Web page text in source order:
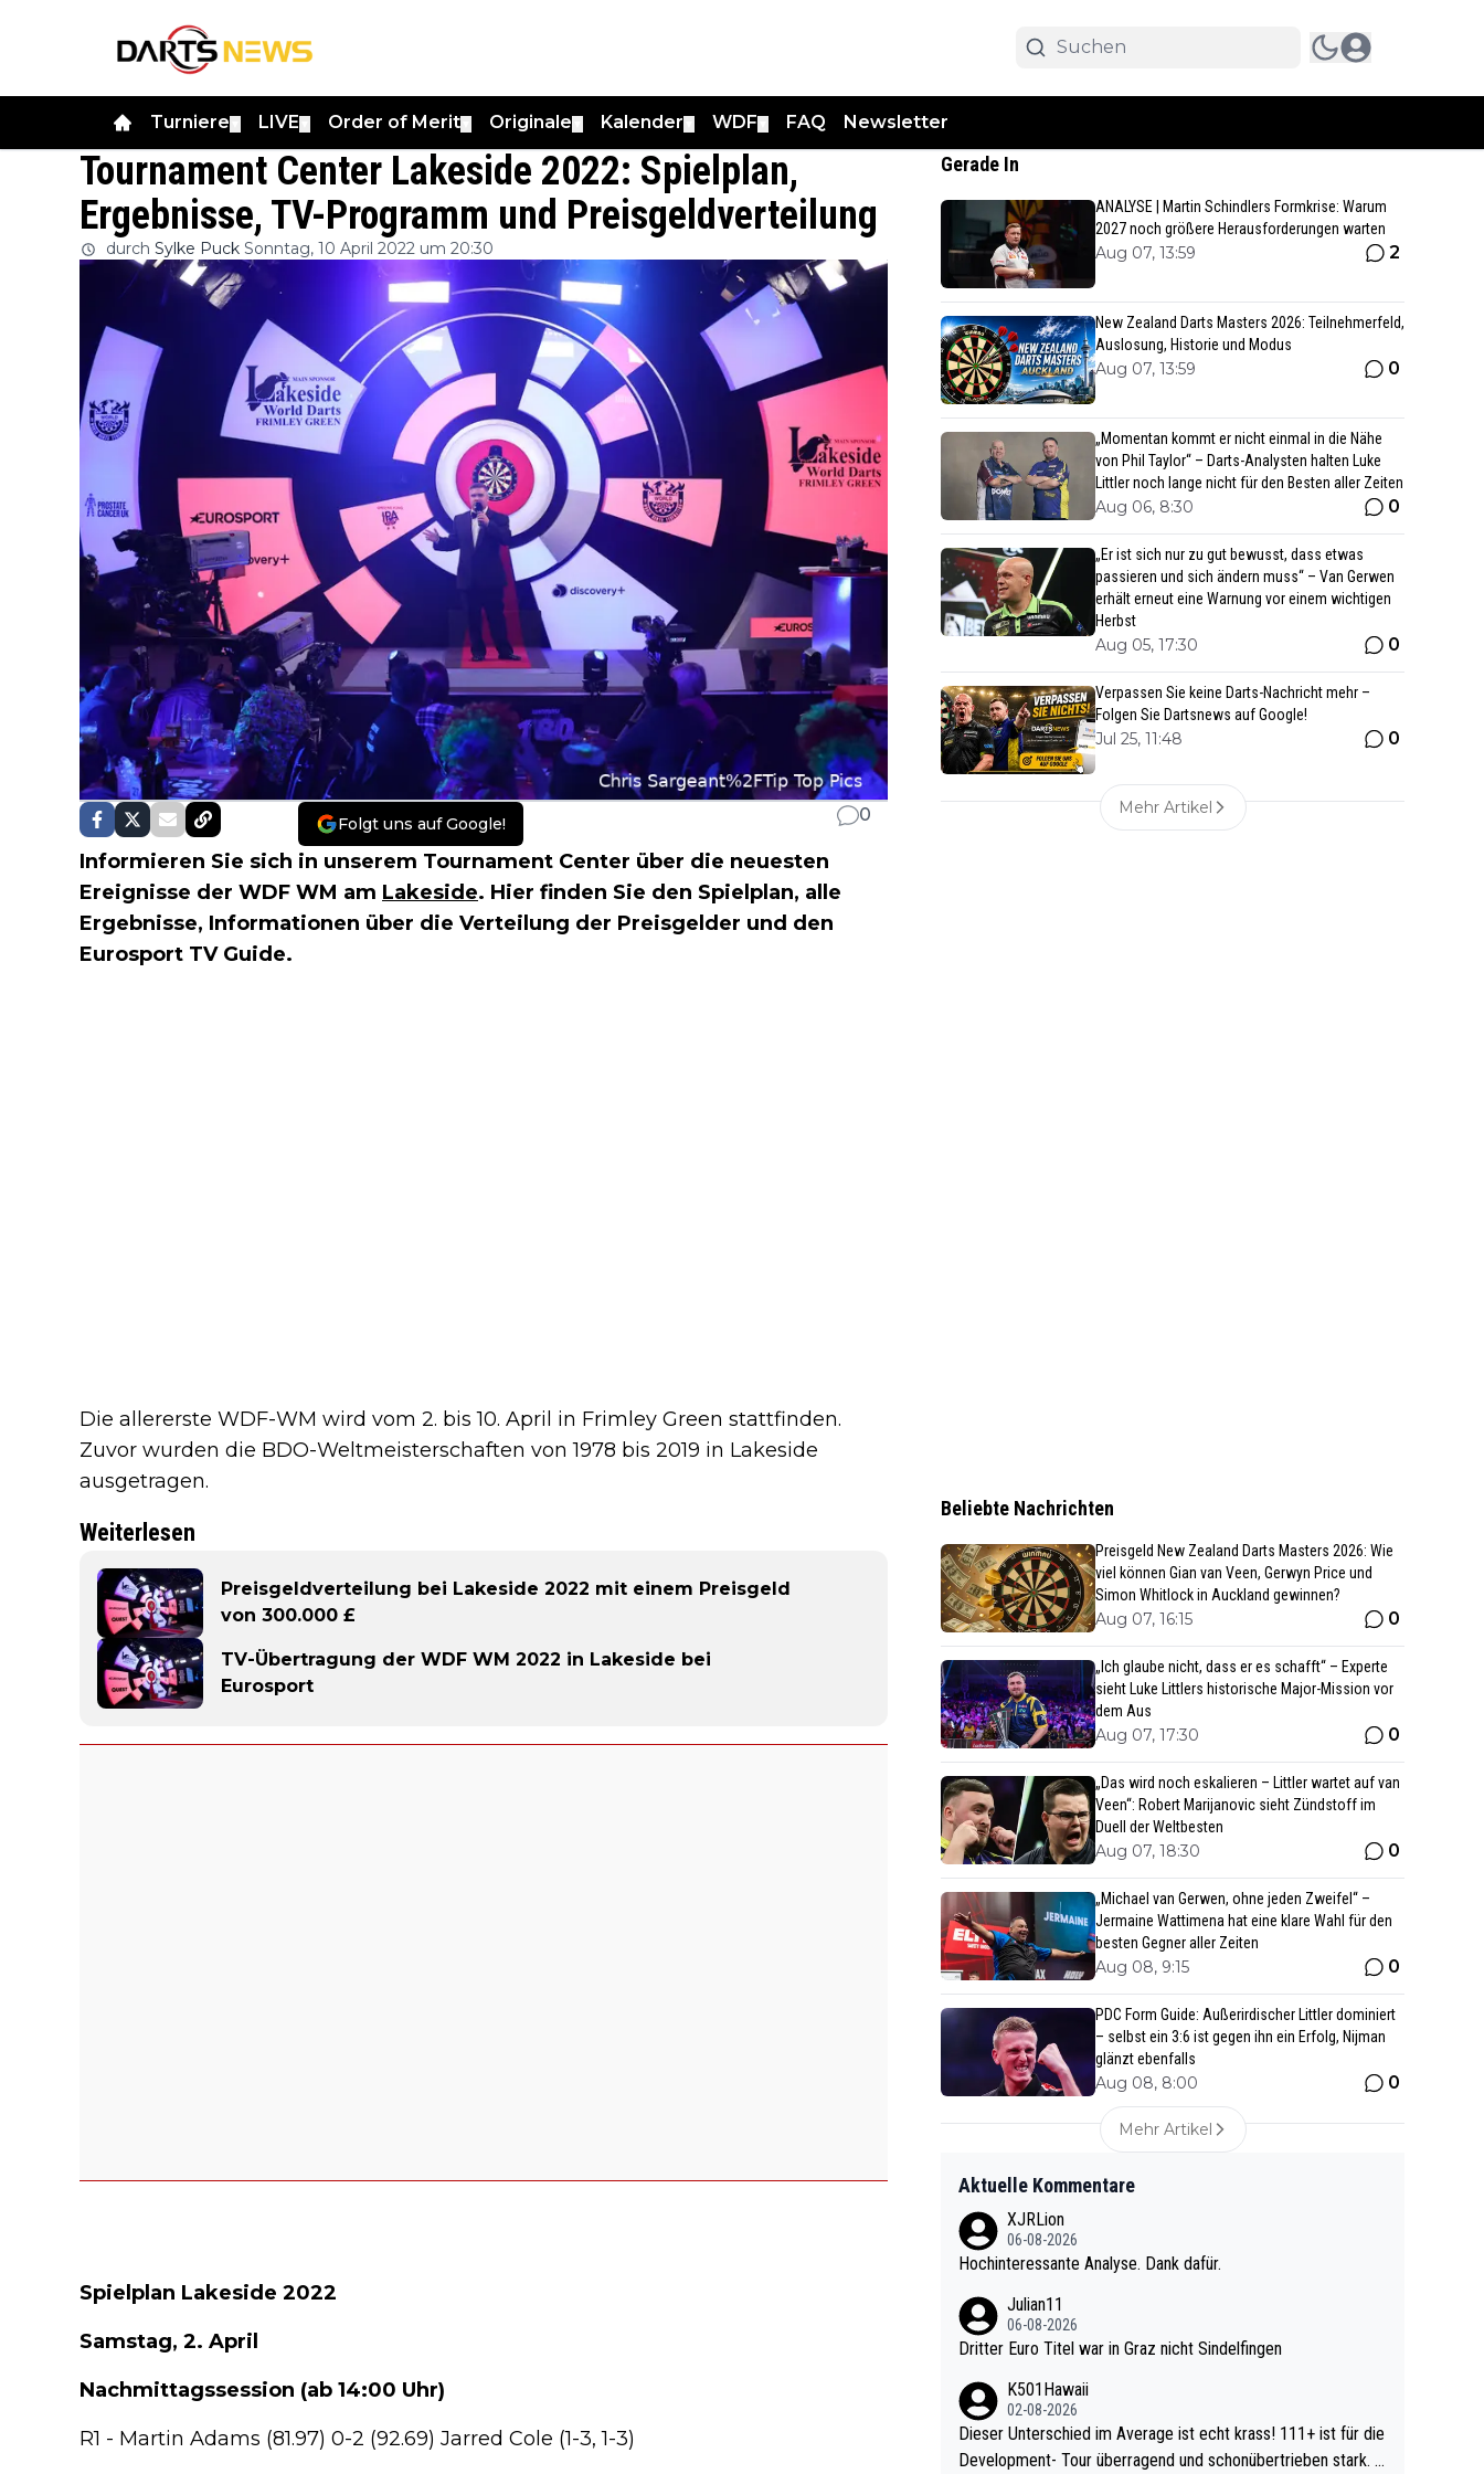
Turniere LIVE Order of Merit Originale Kalender WDF FAQ Newsletter
Tournament Center Lakeside 2022: Spielplan,
Ergebnisse, TV-Programm und Preisgeldverteilung
durch Sylke Puck Sonntag, 10 April 2022 um 20:30
Folgt uns auf Google! 0
Informieren Sie sich in unserem Tournament Center über die neuesten
Ereignisse der WDF WM am Lakeside. Hier finden Sie den Spielplan, alle
Ergebnisse, Informationen über die Verteilung der Preisgelder und den
Eurosport TV Guide.
Die allererste WDF-WM wird vom 2. bis 10. April in Frimley Green stattfinden.
Zuvor wurden die BDO-Weltmeisterschaften von 1978 bis 2019 in Lakeside
ausgetragen.
Weiterlesen
Preisgeldverteilung bei Lakeside 2022 mit einem Preisgeld
von 300.000 £
TV-Übertragung der WDF WM 2022 in Lakeside bei
Eurosport
Spielplan Lakeside 2022
Samstag, 2. April
Nachmittagssession (ab 14:00 Uhr)
R1 - Martin Adams (81.97) 0-2 (92.69) Jarred Cole (1-3, 1-3)
Gerade In
ANALYSE | Martin Schindlers Formkrise: Warum
2027 noch größere Herausforderungen warten
Aug 07, 13:59 2
New Zealand Darts Masters 2026: Teilnehmerfeld,
Auslosung, Historie und Modus
Aug 07, 13:59 0
„Momentan kommt er nicht einmal in die Nähe
von Phil Taylor“ – Darts-Analysten halten Luke
Littler noch lange nicht für den Besten aller Zeiten
Aug 06, 8:30 0
„Er ist sich nur zu gut bewusst, dass etwas
passieren und sich ändern muss“ – Van Gerwen
erhält erneut eine Warnung vor einem wichtigen
Herbst
Aug 05, 17:30 0
Verpassen Sie keine Darts-Nachricht mehr –
Folgen Sie Dartsnews auf Google!
Jul 25, 11:48 0
Mehr Artikel
Beliebte Nachrichten
Preisgeld New Zealand Darts Masters 2026: Wie
viel können Gian van Veen, Gerwyn Price und
Simon Whitlock in Auckland gewinnen?
Aug 07, 16:15 0
„Ich glaube nicht, dass er es schafft“ – Experte
sieht Luke Littlers historische Major-Mission vor
dem Aus
Aug 07, 17:30 0
„Das wird noch eskalieren – Littler wartet auf van
Veen“: Robert Marijanovic sieht Zündstoff im
Duell der Weltbesten
Aug 07, 18:30 0
„Michael van Gerwen, ohne jeden Zweifel“ –
Jermaine Wattimena hat eine klare Wahl für den
besten Gegner aller Zeiten
Aug 08, 9:15 0
PDC Form Guide: Außerirdischer Littler dominiert
– selbst ein 3:6 ist gegen ihn ein Erfolg, Nijman
glänzt ebenfalls
Aug 08, 8:00 0
Mehr Artikel
Aktuelle Kommentare
XJRLion
06-08-2026
Hochinteressante Analyse. Dank dafür.
Julian11
06-08-2026
Dritter Euro Titel war in Graz nicht Sindelfingen
K501Hawaii
02-08-2026
Dieser Unterschied im Average ist echt krass! 111+ ist für die
Development- Tour überragend und schonübertrieben stark. U